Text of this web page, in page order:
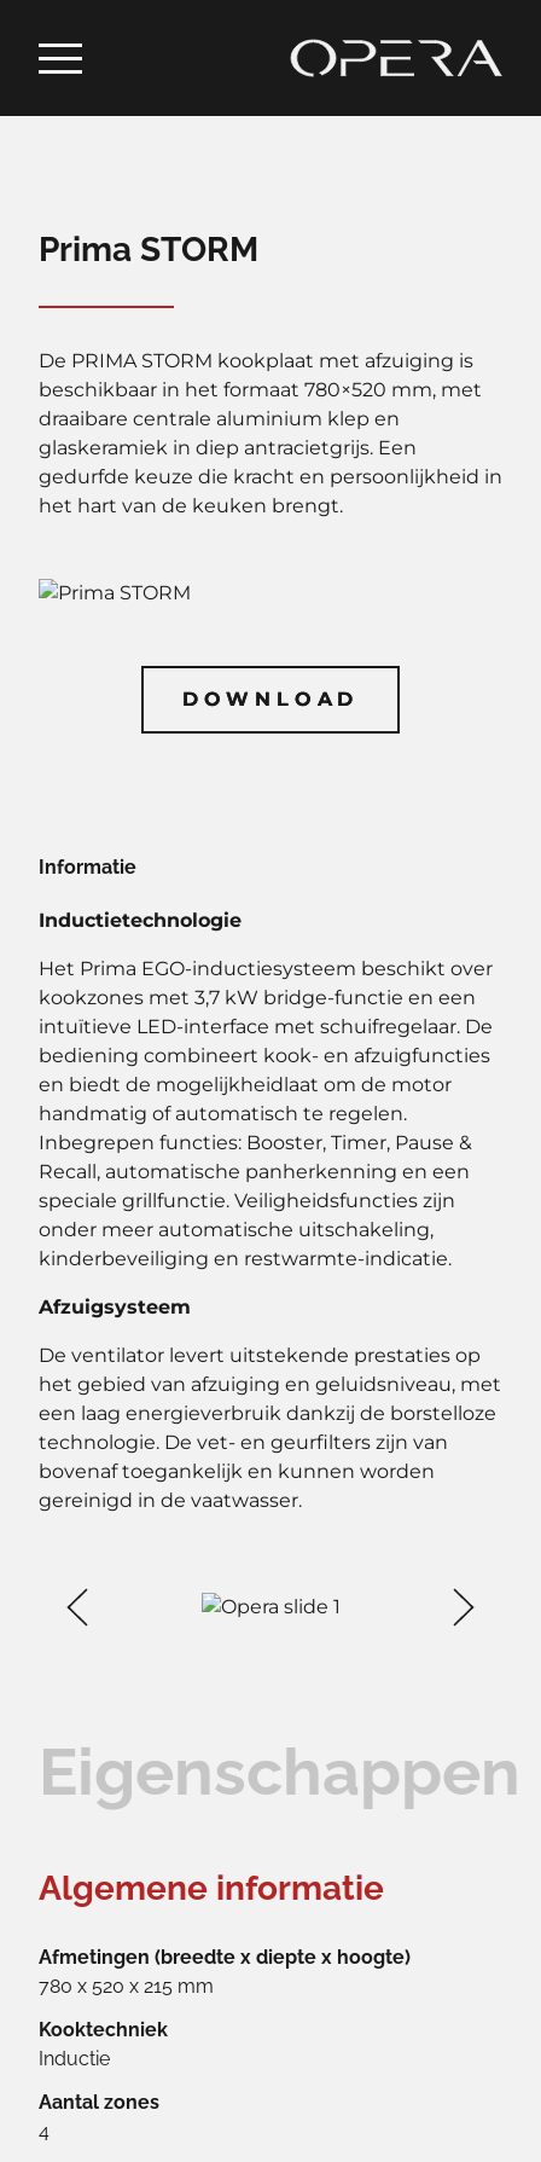
DOWNLOAD
DOWNLOAD
Prima STORM
De PRIMA STORM kookplaat met afzuiging is
beschikbaar in het formaat 780×520 mm, met
draaibare centrale aluminium klep en
glaskeramiek in diep antracietgrijs. Een
gedurfde keuze die kracht en persoonlijkheid in
het hart van de keuken brengt.
Informatie
Inductietechnologie
Het Prima EGO-inductiesysteem beschikt over
kookzones met 3,7 kW bridge-functie en een
intuïtieve LED-interface met schuifregelaar. De
bediening combineert kook- en afzuigfuncties
en biedt de mogelijkheidlaat om de motor
handmatig of automatisch te regelen.
Inbegrepen functies: Booster, Timer, Pause &
Recall, automatische panherkenning en een
speciale grillfunctie. Veiligheidsfuncties zijn
onder meer automatische uitschakeling,
kinderbeveiliging en restwarmte-indicatie.
Afzuigsysteem
De ventilator levert uitstekende prestaties op
het gebied van afzuiging en geluidsniveau, met
een laag energieverbruik dankzij de borstelloze
technologie. De vet- en geurfilters zijn van
bovenaf toegankelijk en kunnen worden
gereinigd in de vaatwasser.
Eigenschappen
Algemene informatie
Afmetingen (breedte x diepte x hoogte)
780 x 520 x 215 mm
Kooktechniek
Inductie
Aantal zones
4